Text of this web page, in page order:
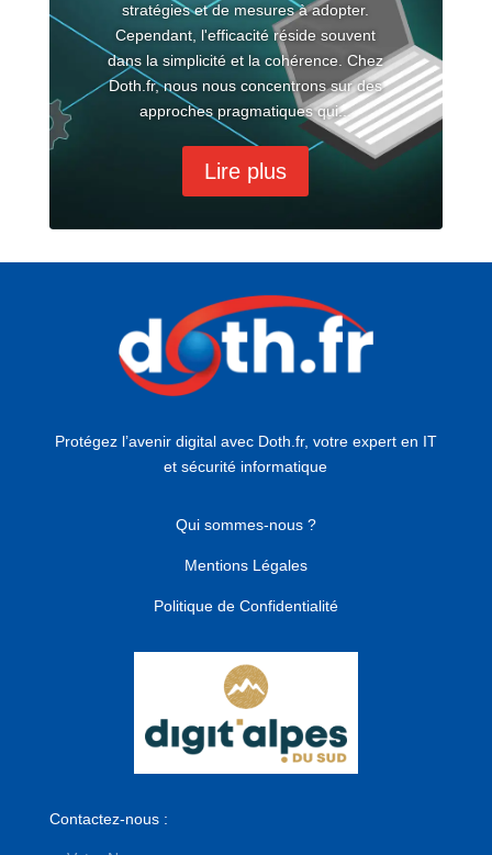
stratégies et de mesures à adopter.
Cependant, l'efficacité réside souvent
dans la simplicité et la cohérence. Chez
Doth.fr, nous nous concentrons sur des
approches pragmatiques qui...
Lire plus
Protégez l’avenir digital avec Doth.fr, votre expert en IT
et sécurité informatique
Qui sommes-nous ?
Mentions Légales
Politique de Confidentialité
Contactez-nous :